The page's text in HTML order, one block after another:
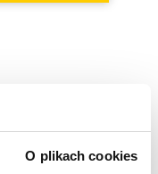
O plikach cookies